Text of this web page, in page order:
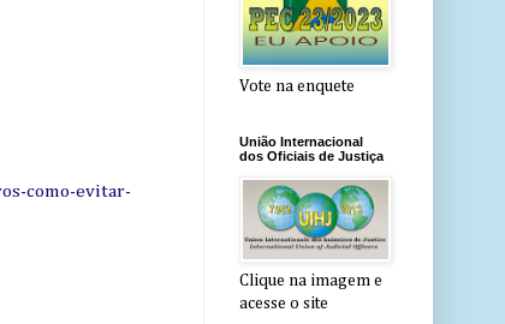
como-evitar-
Vote na enquete
União Internacional
dos Oficiais de Justiça
Clique na imagem e
acesse o site